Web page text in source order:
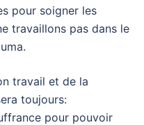
pour soigner les
travaillons pas dans le
travail et de la
toujours:
pour pouvoir